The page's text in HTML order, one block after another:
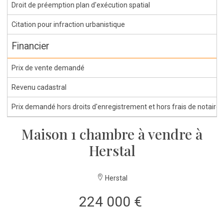
Droit de préemption plan d'exécution spatial
Citation pour infraction urbanistique
Financier
Prix de vente demandé
Revenu cadastral
Prix demandé hors droits d'enregistrement et hors frais de notaire
Maison 1 chambre à vendre à
Herstal
Herstal
224 000 €